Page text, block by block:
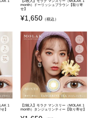
1
【2枚入】モラク マンスリー（MOLAK 1
month）ドーリッシュブラウン【取り寄
せ】
¥1,650（税込）
1
】
【2枚入】モラク マンスリー（MOLAK 1
month）タンジェリンティー【取り寄せ】